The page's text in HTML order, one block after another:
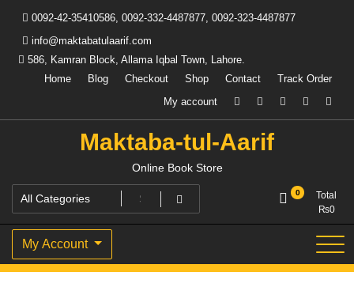
content
0092-42-35410586, 0092-332-4487877, 0092-323-4487877
info@maktabatulaarif.com
586, Kamran Block, Allama Iqbal Town, Lahore.
Home
Blog Checkout Shop Contact
Track Order
My account
Maktaba-tul-Aarif
Online Book Store
0
Total
₨0
My Account